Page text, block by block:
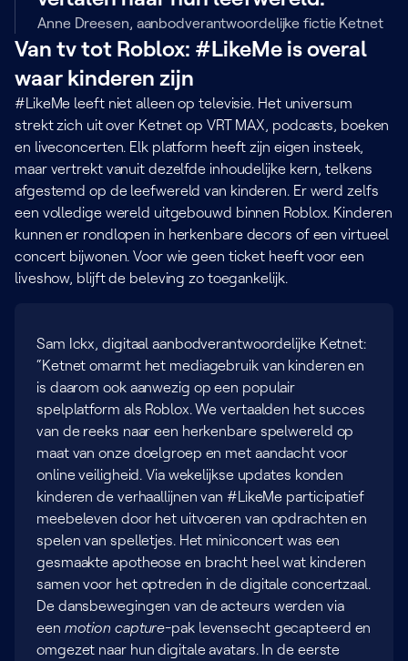
Anne Dreesen, aanbodverantwoordelijke fictie Ketnet
Van tv tot Roblox: #LikeMe is overal
waar kinderen zijn
#LikeMe leeft niet alleen op televisie. Het universum
strekt zich uit over Ketnet op VRT MAX, podcasts, boeken
en liveconcerten. Elk platform heeft zijn eigen insteek,
maar vertrekt vanuit dezelfde inhoudelijke kern, telkens
afgestemd op de leefwereld van kinderen. Er werd zelfs
een volledige wereld uitgebouwd binnen Roblox. Kinderen
kunnen er rondlopen in herkenbare decors of een virtueel
concert bijwonen. Voor wie geen ticket heeft voor een
liveshow, blijft de beleving zo toegankelijk.
Sam Ickx, digitaal aanbodverantwoordelijke Ketnet:
“Ketnet omarmt het mediagebruik van kinderen en
is daarom ook aanwezig op een populair
spelplatform als Roblox. We vertaalden het succes
van de reeks naar een herkenbare spelwereld op
maat van onze doelgroep en met aandacht voor
online veiligheid. Via wekelijkse updates konden
kinderen de verhaallijnen van #LikeMe participatief
meebeleven door het uitvoeren van opdrachten en
spelen van spelletjes. Het miniconcert was een
gesmaakte apotheose en bracht heel wat kinderen
samen voor het optreden in de digitale concertzaal.
De dansbewegingen van de acteurs werden via
een motion capture-pak levensecht gecapteerd en
omgezet naar hun digitale avatars. In de eerste